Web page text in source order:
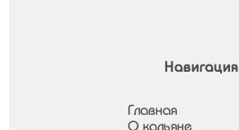
Навигация
Главная
О кальяне